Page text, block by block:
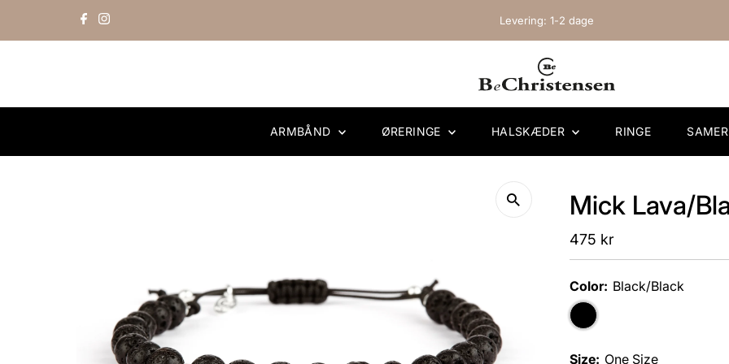
Skip to content Levering: 1-2 dage
ARMBÅND ØRERINGE HALSKÆDER RINGE SAMER
Mick Lava/
Regular
Price
475 kr
Color: Black/Black
Size: One Size